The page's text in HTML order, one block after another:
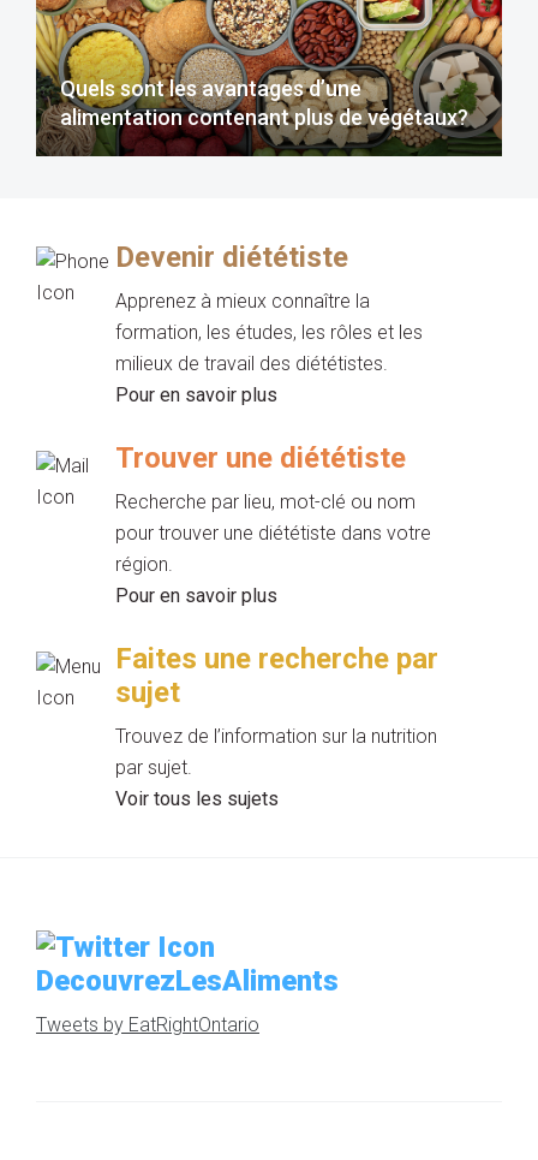
Quels sont les avantages d’une
alimentation contenant plus de végétaux?
Devenir diététiste
Apprenez à mieux connaître la
formation, les études, les rôles et les
milieux de travail des diététistes.
Pour en savoir plus
Trouver une diététiste
Recherche par lieu, mot-clé ou nom
pour trouver une diététiste dans votre
région.
Pour en savoir plus
Faites une recherche par
sujet
Trouvez de l’information sur la nutrition
par sujet.
Voir tous les sujets
DecouvrezLesAliments
Tweets by EatRightOntario